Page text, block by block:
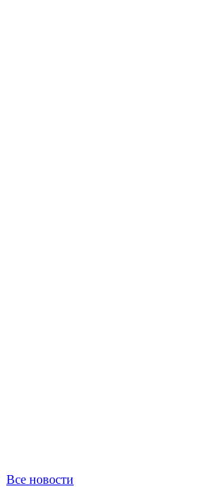
Все новости